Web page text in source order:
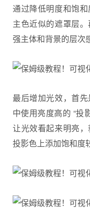
通过降低明度和饱
主色近似的遮罩层
强主体和背景的层次
最后增加光效，首
中使用亮度高的 “投
让光效看起来明亮
投影色上添加饱和度